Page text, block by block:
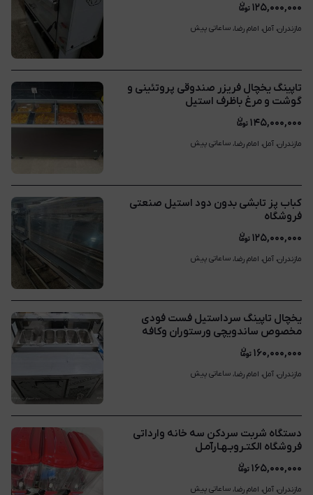
۱۲۵,۰۰۰,۰۰۰
مازندران، آمل، امام رضا، ساعاتی پیش
تاپینگ یخچال فریزر صندوقی پروتئینی و
گوشت و مرغ باظرف استیل
۱۴۵,۰۰۰,۰۰۰
مازندران، آمل، امام رضا، ساعاتی پیش
کباب پز تابشی بدون دود استیل صنعتی
فروشگاه
۱۲۵,۰۰۰,۰۰۰
مازندران، آمل، امام رضا، ساعاتی پیش
یخچال تاپینگ سرداستیل فست فودی
مخصوص ساندویچی ورستوران وکافه
۱۶۰,۰۰۰,۰۰۰
مازندران، آمل، امام رضا، ساعاتی پیش
دستگاه شربت سردکن سه خانه وارداتی
فروشگاه الکتـروبـهـارآمـل
۱۶۵,۰۰۰,۰۰۰
مازندران، آمل، امام رضا، ساعاتی پیش